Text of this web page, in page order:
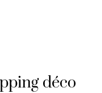
déco